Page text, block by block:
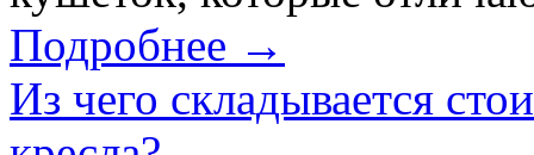
Подробнее →
Из чего складывается